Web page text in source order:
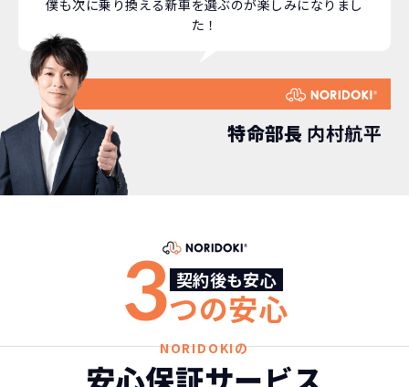
どこよりも安くご契約いただけます！
NORIDOKIは高残価設定を実現！
頭金不要で超低価格！憧れのクルマが手軽に乗れ
ます！
短期間だから安心！
NORIDOKIなら短期リースでも安いんです！
に新車なので故障の心配がありませんし、急なラ
イフスタイルの変化にも対応が可能です。
月々定額料金で安心
NORIDOKIなら頭金・ボーナス払い・諸経費・税
金など一切不要！月々「定額料金」をお支払い
いただくだけでご利用いただけます。
僕も次に乗り換える新車を選ぶのが楽しみになりまし
た！
特命部長 内村航平
契約後も安心
3つの安心
NORIDOKIの
安心保証サービス